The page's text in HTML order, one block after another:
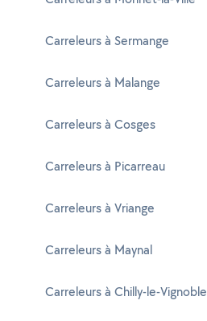
Carreleurs à Sermange
Carreleurs à Malange
Carreleurs à Cosges
Carreleurs à Picarreau
Carreleurs à Vriange
Carreleurs à Maynal
Carreleurs à Chilly-le-Vignoble